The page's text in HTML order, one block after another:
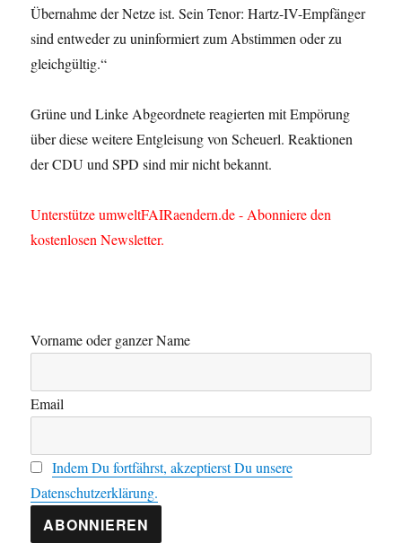
Übernahme der Netze ist. Sein Tenor: Hartz-IV-Empfänger
sind entweder zu uninformiert zum Abstimmen oder zu
gleichgültig.“
Grüne und Linke Abgeordnete reagierten mit Empörung
über diese weitere Entgleisung von Scheuerl. Reaktionen
der CDU und SPD sind mir nicht bekannt.
Unterstütze umweltFAIRaendern.de - Abonniere den
kostenlosen Newsletter.
Vorname oder ganzer Name
Email
Indem Du fortfährst, akzeptierst Du unsere
Datenschutzerklärung.